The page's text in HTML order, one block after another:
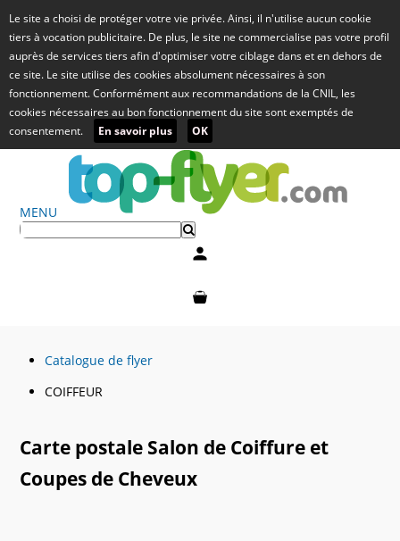
Le site a choisi de protéger votre vie privée. Ainsi, il n'utilise aucun cookie
tiers à vocation publicitaire. De plus, le site ne commercialise pas votre profil
auprès de services tiers afin d'optimiser votre ciblage dans et en dehors de
ce site. Le site utilise des cookies absolument nécessaires à son
fonctionnement. Conformément aux recommandations de la CNIL, les
cookies nécessaires au bon fonctionnement du site sont exemptés de
consentement.
En savoir plus OK
MENU
Catalogue de flyer
COIFFEUR
Carte postale Salon de Coiffure et
Coupes de Cheveux